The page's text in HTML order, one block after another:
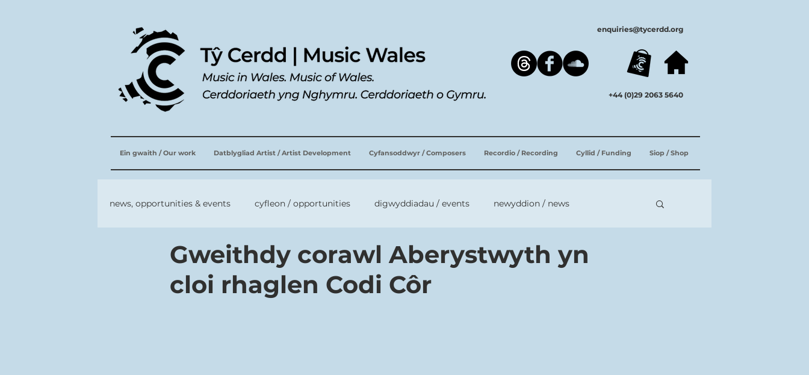
enquiries@tycerdd.org
+44 (0)29 2063 5640
Ein gwaith / Our work Datblygliad Artist / Artist Development Cyfansoddwyr / Composers Recordio / Recording Cyllid / Funding Siop / Shop
news, opportunities & events cyfleon / opportunities digwyddiadau / events newyddion / news
Gweithdy corawl Aberystwyth yn
cloi rhaglen Codi Côr